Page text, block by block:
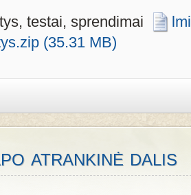
testai, sprendimai
(35.31 MB)
atrankinė dalis